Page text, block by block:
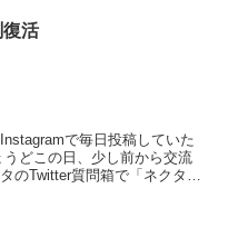
復活
で毎日投稿していた
のTwitter質問箱で「ネクタイ